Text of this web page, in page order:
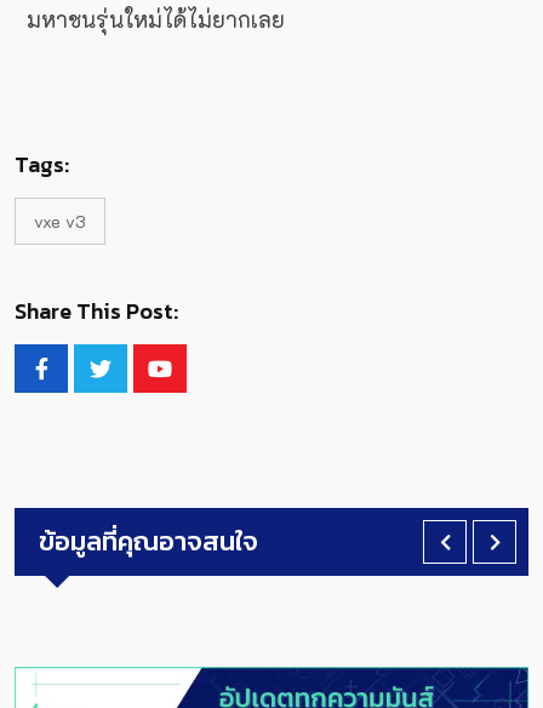
มหาชนรุ่นใหม่ได้ไม่ยากเลย
Tags:
vxe v3
Share This Post:
ข้อมูลที่คุณอาจสนใจ